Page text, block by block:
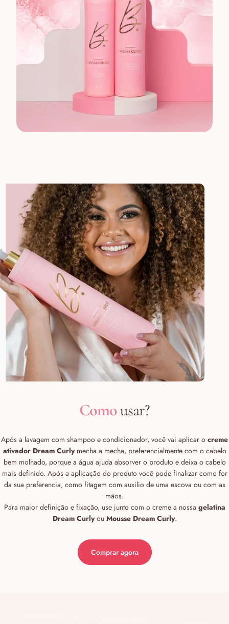
Comousar?
Após a lavagem com shampoo e condicionador, você vai aplicar o creme
ativador Dream Curly mecha a mecha, preferencialmente com o cabelo
bem molhado, porque a água ajuda absorver o produto e deixa o cabelo
mais definido. Após a aplicação do produto você pode finalizar como for
da sua preferencia, como fitagem com auxilio de uma escova ou com as
mãos.
Para maior definição e fixação, use junto com o creme a nossa gelatina
Dream Curlyou Mousse Dream Curly.
Comprar agora